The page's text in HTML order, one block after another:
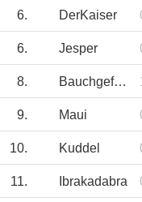
6. DerKaiser
6. Jesper
8. Bauchgefühl_FC
9. Maui
10. Kuddel
11. Ibrakadabra